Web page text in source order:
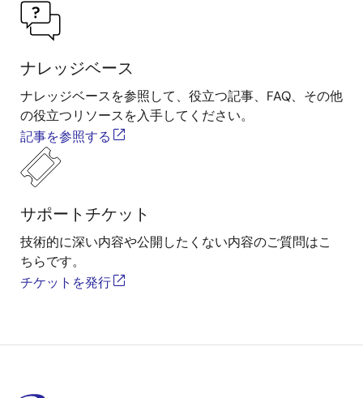
ナレッジベース
ナレッジベースを参照して、役立つ記事、FAQ、その他
の役立つリソースを入手してください。
記事を参照する
サポートチケット
技術的に深い内容や公開したくない内容のご質問はこ
ちらです。
チケットを発行